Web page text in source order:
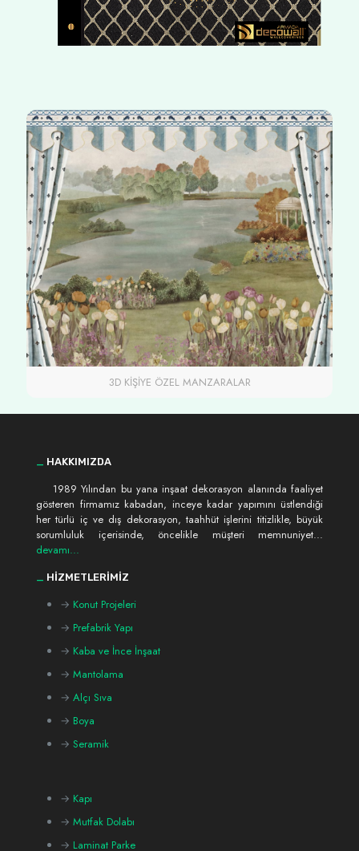
3D KİŞİYE ÖZEL MANZARALAR
HAKKIMIZDA
1989 Yılından bu yana inşaat dekorasyon alanında faaliyet
gösteren firmamız kabadan, inceye kadar yapımını üstlendiği
her türlü iç ve dış dekorasyon, taahhüt işlerini titizlikle, büyük
sorumluluk içerisinde, öncelikle müşteri memnuniyet...
devamı...
HİZMETLERİMİZ
→ Konut Projeleri
→ Prefabrik Yapı
→ Kaba ve İnce İnşaat
→ Mantolama
→ Alçı Sıva
→ Boya
→ Seramik
→ Kapı
→ Mutfak Dolabı
→ Laminat Parke